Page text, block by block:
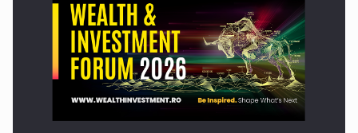
Comunicat de presa: Joburile part-time reincep sa intre pe…